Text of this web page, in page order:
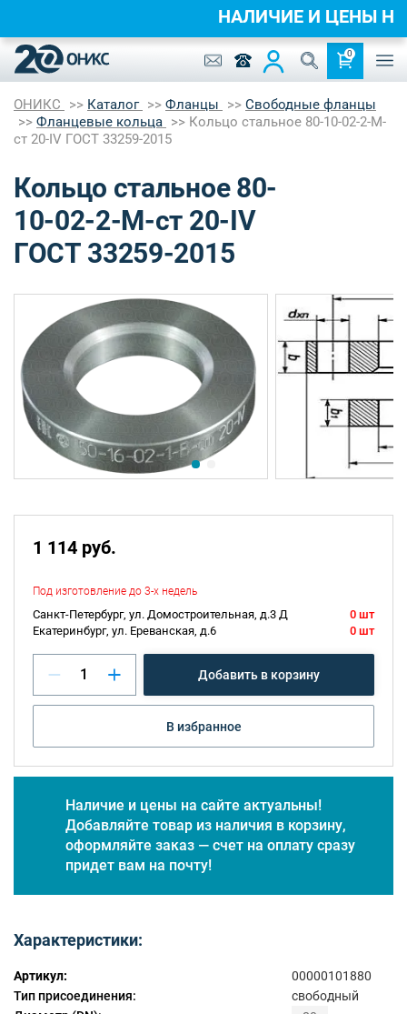
0
ОНИКС Каталог Фланцы
Свободные фланцы
Фланцевые кольца
Кольцо стальное 80-10-02-2-M-
ст 20-IV ГОСТ 33259-2015
Кольцо стальное 80-
10-02-2-M-ст 20-IV
ГОСТ 33259-2015
1 114 руб.
Под изготовление до 3-х недель
Санкт-Петербург, ул. Домостроительная, д.3 Д
0 шт
Екатеринбург, ул. Ереванская, д.6
0 шт
Добавить в корзину
В избранное
Наличие и цены на сайте актуальны!
Добавляйте товар из наличия в корзину,
оформляйте заказ — счет на оплату сразу
придет вам на почту!
Характеристики:
Артикул:
00000101880
Тип присоединения:
свободный
НАЛИЧИЕ И ЦЕНЫ